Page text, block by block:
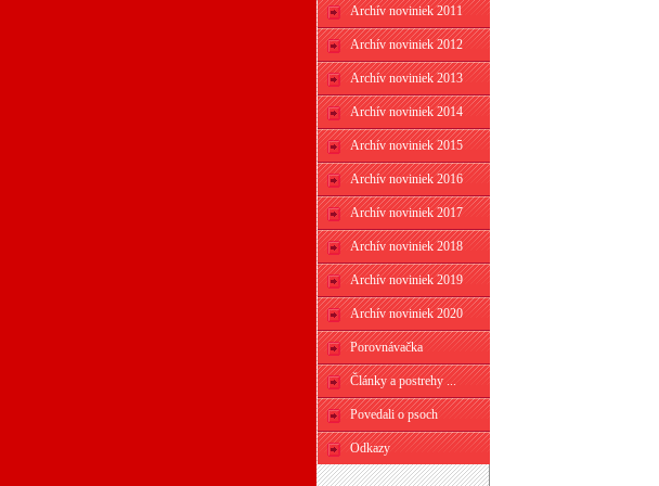
Archív noviniek 2011
Archív noviniek 2012
Archív noviniek 2013
Archív noviniek 2014
Archív noviniek 2015
Archív noviniek 2016
Archív noviniek 2017
Archív noviniek 2018
Archív noviniek 2019
Archív noviniek 2020
Porovnávačka
Články a postrehy ...
Povedali o psoch
Odkazy